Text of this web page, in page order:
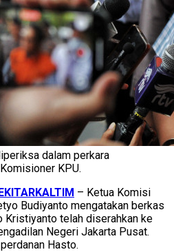
dalam perkara
KPU.
– Ketua Komisi
Budiyanto mengatakan berkas
Kristiyanto telah diserahkan ke
Negeri Jakarta Pusat.
Hasto.